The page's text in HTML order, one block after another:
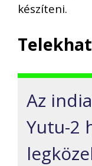
készíteni.
Az
Yutu-2